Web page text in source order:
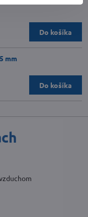
Do košíka
mm
Do košíka